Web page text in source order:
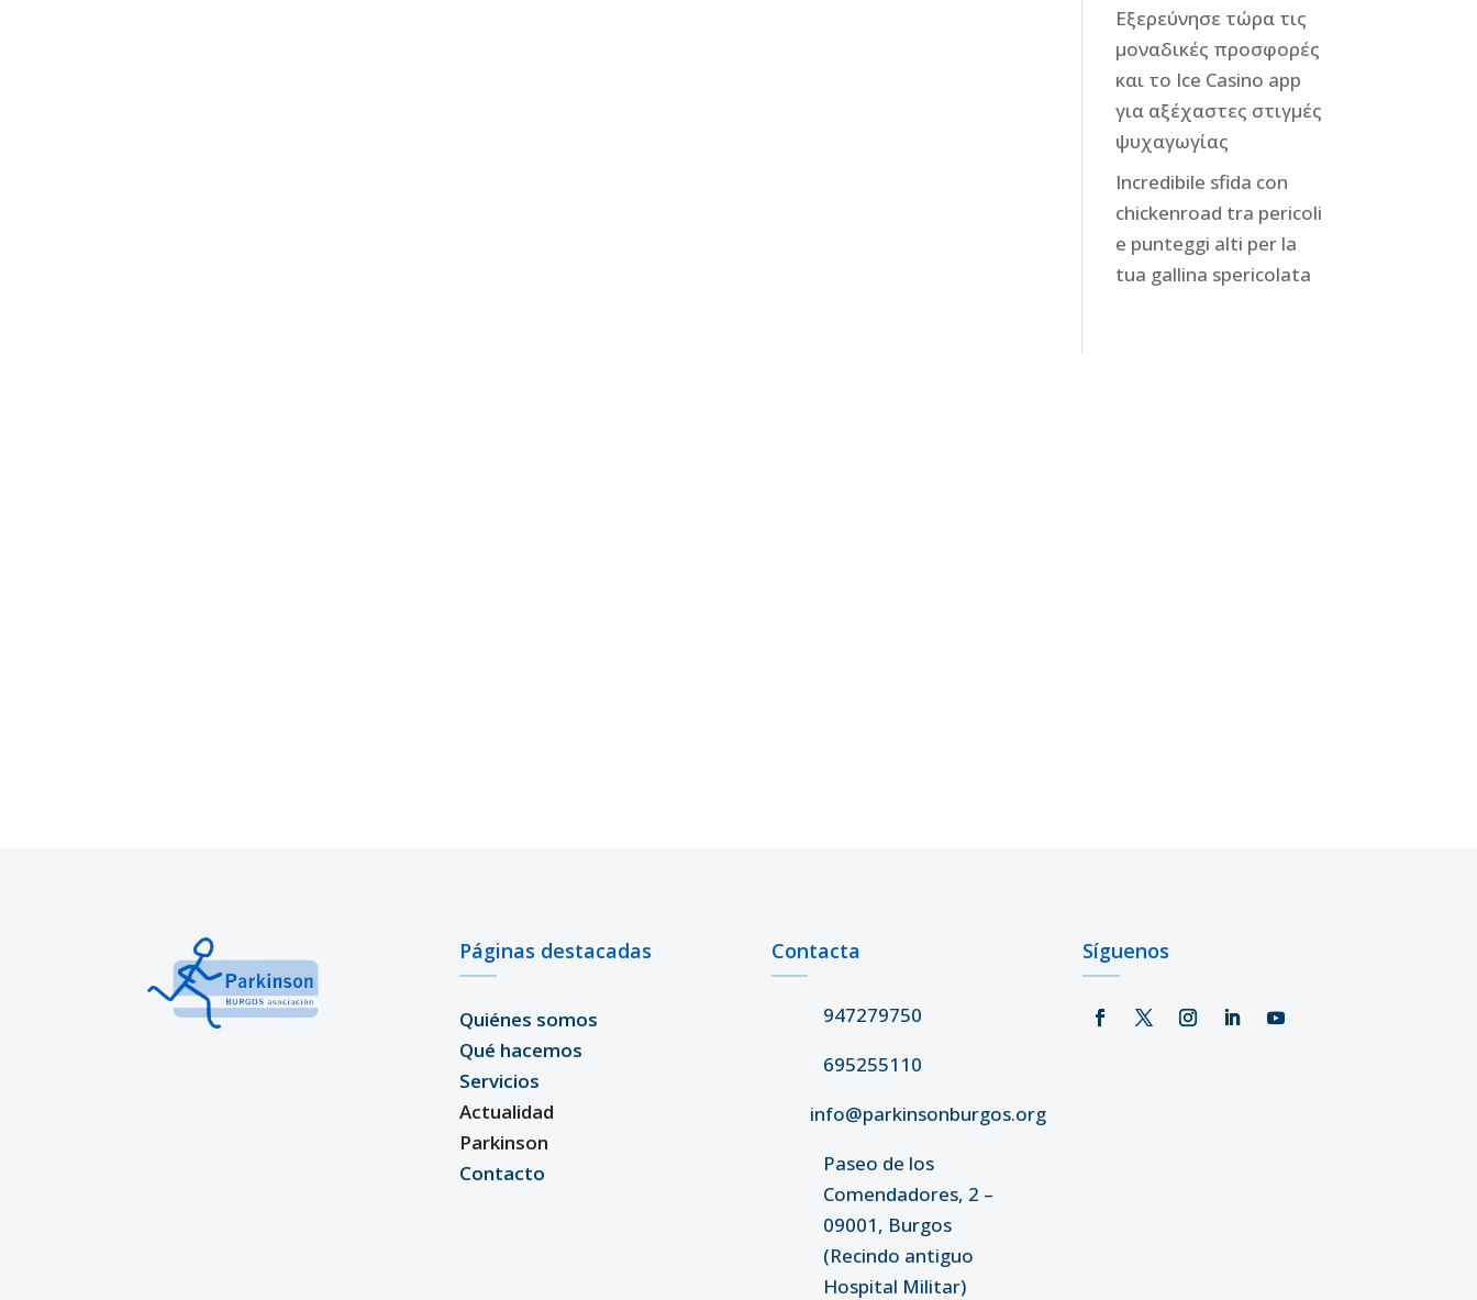
Εξερεύνησε τώρα τις
μοναδικές προσφορές
και το Ice Casino app
για αξέχαστες στιγμές
ψυχαγωγίας
Incredibile sfida con
chickenroad tra pericoli
e punteggi alti per la
tua gallina spericolata
Páginas destacadas
Quiénes somos
Qué hacemos
Servicios
Actualidad
Parkinson
Contacto
Contacta
947279750
695255110
info@parkinsonburgos.org
Paseo de los
Comendadores, 2 –
09001, Burgos
(Recindo antiguo
Hospital Militar)
Síguenos